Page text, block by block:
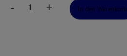
- + In den Warenkorb